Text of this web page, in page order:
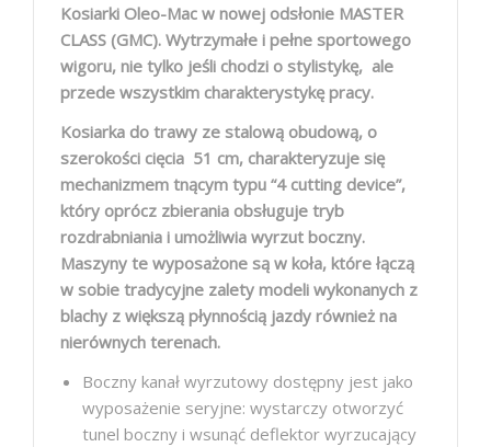
Kosiarki Oleo-Mac w nowej odsłonie MASTER
CLASS (GMC). Wytrzymałe i pełne sportowego
wigoru, nie tylko jeśli chodzi o stylistykę, ale
przede wszystkim charakterystykę pracy.
Kosiarka do trawy ze stalową obudową, o
szerokości cięcia 51 cm, charakteryzuje się
mechanizmem tnącym typu “4 cutting device”,
który oprócz zbierania obsługuje tryb
rozdrabniania i umożliwia wyrzut boczny.
Maszyny te wyposażone są w koła, które łączą
w sobie tradycyjne zalety modeli wykonanych z
blachy z większą płynnością jazdy również na
nierównych terenach.
Boczny kanał wyrzutowy dostępny jest jako
wyposażenie seryjne: wystarczy otworzyć
tunel boczny i wsunąć deflektor wyrzucający